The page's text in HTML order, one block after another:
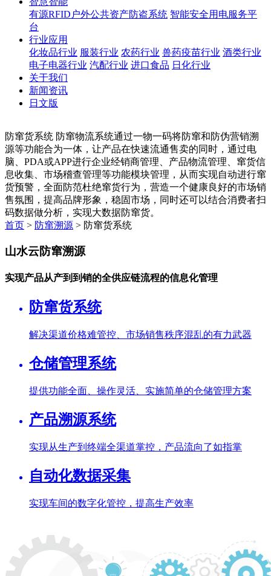
有源RFID户外公共资产防盗系统 智能安全用电服务平
台
行业应用
化妆品行业 服装行业 农药行业 兽药疫苗行业 酒类行业
电子电器行业 汽配行业 进口食品 日化行业
关于我们
新闻资讯
日文版
防窜货系统 防窜物流系统通过一物一码将防窜和防伪营销溯
源等功能合为一体，让产品在快速流通售卖的同时，通过电
脑、PDA或APP进行企业经销商管理、产品物流管理、窜货信
息收集、市场稽查管理等功能模块管理，从而实现自动进行窜
货预警，全面防范杜绝窜货行为，营造一个健康良好的市场销
售氛围，提高品牌形象，稳固市场，同时还可以结合消费者扫
码数据做分析，实现大数据防窜货。
首页 > 防窜溯源 > 防窜货系统
山水云防窜溯源
实现产品从产到到销的全供应链流程的信息化管理
防窜货系统
解决渠道价格难管控、市场销售秩序混乱的有力武器
仓储管理系统
提供功能全面、操作灵活、实施简单的仓储管理方案
产品溯源系统
实现从生产到终端全渠道掌控，产品流向了如指掌
自动化数据采集
实现车间的数字化管控，提高生产效率